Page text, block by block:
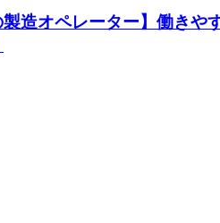
製造オペレーター】働き